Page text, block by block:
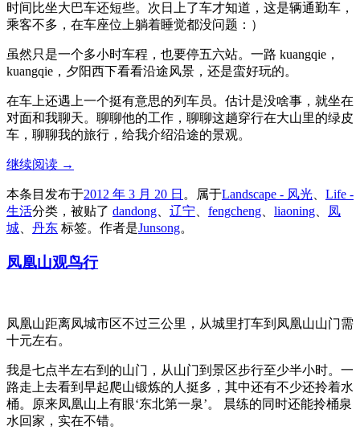
时间比坐大巴车还短些。次日上了车才知道，这是辆通勤车，
乘客不多，在车座位上躺着睡觉都没问题：）
虽然只是一个多小时车程，也要停五六站。一路 kuangqie，
kuangqie，夕阳西下看看沿途风景，还是蛮好玩的。
在车上还遇上一个挺有意思的列车员。估计是没啥事，就坐在
对面和我聊天。聊聊他的工作，聊聊这趟穿行在大山里的绿皮
车，聊聊我的旅行，给我介绍沿途的景观。
继续阅读 →
本条目发布于2012 年 3 月 20 日 。属于Landscape - 风光
Life -
生活分类，被贴了 dandong 辽宁 fengcheng liaoning
凤
城
丹东 标签。 作者是Junsong。
凤凰山观鸟行
凤凰山距离凤城市区不过三公里，从城里打车到凤凰山山门需
十元左右。
我是七点半左右到的山门，从山门到景区步行至少半小时。一
路走上去看到早起爬山锻炼的人挺多，其中还有不少还拎着水
桶。原来凤凰山上有眼‘东北第一泉’。 晨练的同时还能拎桶泉
水回家，实在不错。